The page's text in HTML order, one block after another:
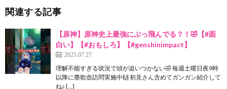
関連する記事
【原神】原神史上最強にぶっ飛んでる？！🤣【#面
白い】【#おもしろ】【#genshinimpact】
2025.07.27
理解不能すぎる状況で頭が追いつかない🤣 毎週土曜日夜9時
以降に塵歌壺訪問実施中🙌 初見さん含めてガンガン紹介して
ね♪ […]